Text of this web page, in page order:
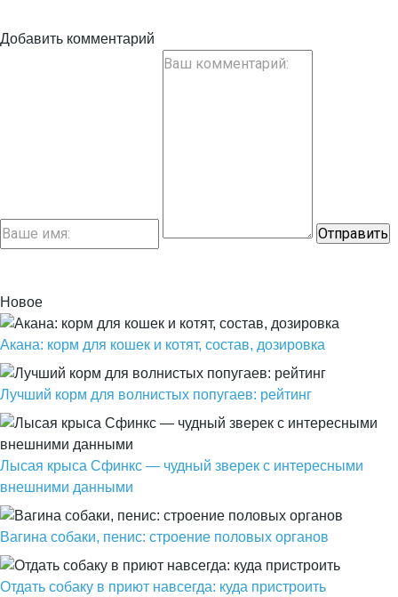
Добавить комментарий
Новое
Акана: корм для кошек и котят, состав, дозировка
Лучший корм для волнистых попугаев: рейтинг
Лысая крыса Сфинкс — чудный зверек с интересными
внешними данными
Вагина собаки, пенис: строение половых органов
Отдать собаку в приют навсегда: куда пристроить